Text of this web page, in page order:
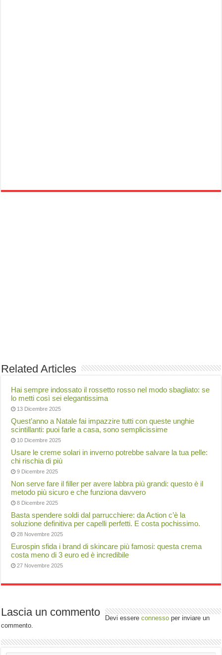
Related Articles
Hai sempre indossato il rossetto rosso nel modo sbagliato: se
lo metti così sei elegantissima
13 Dicembre 2025
Quest’anno a Natale fai impazzire tutti con queste unghie
scintillanti: puoi farle a casa, sono semplicissime
10 Dicembre 2025
Usare le creme solari in inverno potrebbe salvare la tua pelle:
chi rischia di più
9 Dicembre 2025
Non serve fare il filler per avere labbra più grandi: questo è il
metodo più sicuro e che funziona davvero
8 Dicembre 2025
Basta spendere soldi dal parrucchiere: da Action c’è la
soluzione definitiva per capelli perfetti. E costa pochissimo.
28 Novembre 2025
Eurospin sfida i brand di skincare più famosi: questa crema
costa meno di 3 euro ed è incredibile
27 Novembre 2025
Lascia un commento Devi essereconnesso per inviare un
commento.